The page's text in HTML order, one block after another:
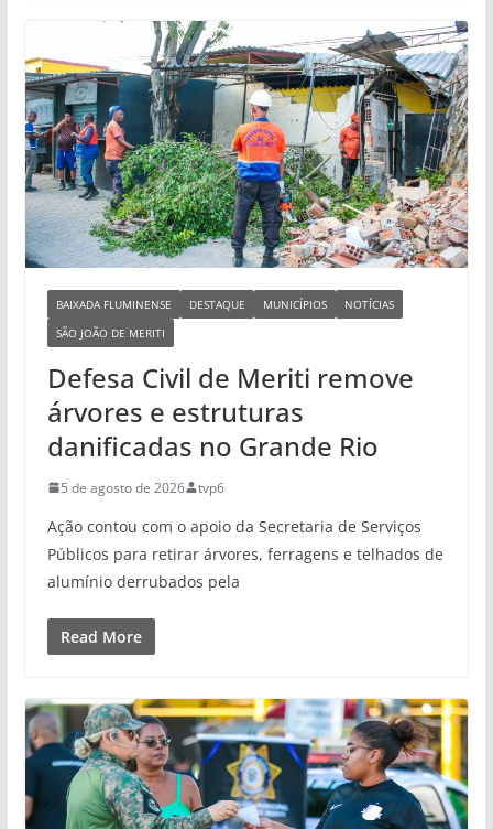
BAIXADA FLUMINENSE DESTAQUE MUNICÍPIOS
NOTÍCIAS
SÃO JOÃO DE MERITI
Defesa Civil de Meriti remove
árvores e estruturas
danificadas no Grande Rio
5 de agosto de 2026 tvp6
Ação contou com o apoio da Secretaria de Serviços
Públicos para retirar árvores, ferragens e telhados de
alumínio derrubados pela
Read More